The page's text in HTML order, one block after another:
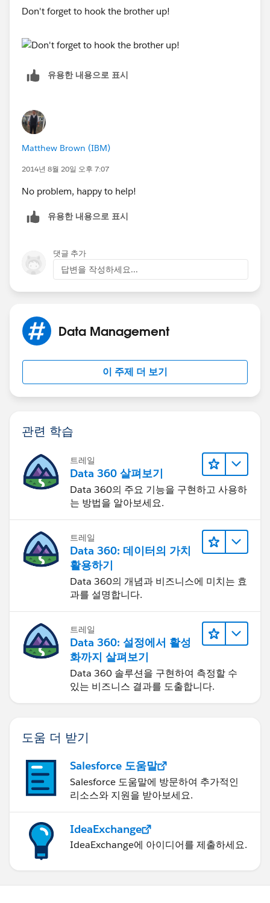
Don't forget to hook the brother up!
유용한 내용으로 표시
Matthew Brown (IBM)
2014년 8월 20일 오후 7:07
No problem, happy to help!
유용한 내용으로 표시
댓글 추가
답변을 작성하세요...
Data Management
이 주제 더 보기
관련 학습
트레일
Data 360 살펴보기
Data 360의 주요 기능을 구현하고 사용하
는 방법을 알아보세요.
트레일
Data 360: 데이터의 가치
활용하기
Data 360의 개념과 비즈니스에 미치는 효
과를 설명합니다.
트레일
Data 360: 설정에서 활성
화까지 살펴보기
Data 360 솔루션을 구현하여 측정할 수
있는 비즈니스 결과를 도출합니다.
도움 더 받기
Salesforce 도움말
Salesforce 도움말에 방문하여 추가적인
리소스와 지원을 받아보세요.
IdeaExchange
IdeaExchange에 아이디어를 제출하세요.